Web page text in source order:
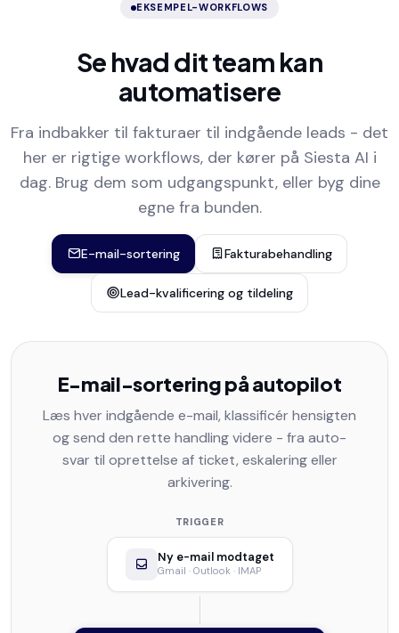
EKSEMPEL-WORKFLOWS
Se hvad dit team kan
automatisere
Fra indbakker til fakturaer til indgående leads - det
her er rigtige workflows, der kører på Siesta AI i
dag. Brug dem som udgangspunkt, eller byg dine
egne fra bunden.
E-mail-sortering Fakturabehandling
Lead-kvalificering og tildeling
E-mail-sortering på autopilot
Læs hver indgående e-mail, klassificér hensigten
og send den rette handling videre - fra auto-
svar til oprettelse af ticket, eskalering eller
arkivering.
TRIGGER
Ny e-mail modtaget
Gmail · Outlook · IMAP